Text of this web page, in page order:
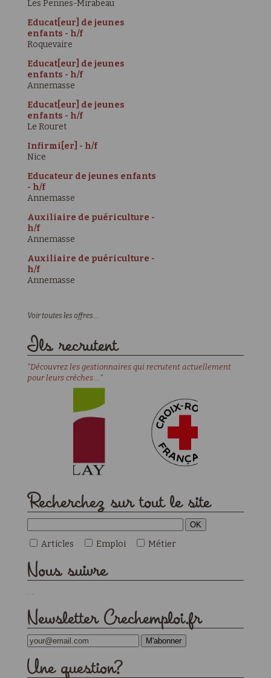
Les Pennes-Mirabeau
Educat[eur] de jeunes
enfants - h/f
Roquevaire
Educat[eur] de jeunes
enfants - h/f
Annemasse
Educat[eur] de jeunes
enfants - h/f
Le Rouret
Infirmi[er] - h/f
Nice
Educateur de jeunes enfants
- h/f
Annemasse
Auxiliaire de puériculture -
h/f
Annemasse
Auxiliaire de puériculture -
h/f
Annemasse
Voir toutes les offres...
Ils recrutent
"Découvrez les gestionnaires qui recrutent actuellement
pour leurs crèches ..."
Recherchez sur tout le site
Articles Emploi Métier
Nous suivre
Newsletter Crechemploi.fr
Une question?